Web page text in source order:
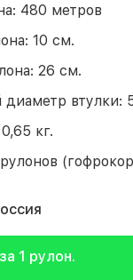
480 метров
10 см.
26 см.
диаметр втулки:
кг.
1 рулон.